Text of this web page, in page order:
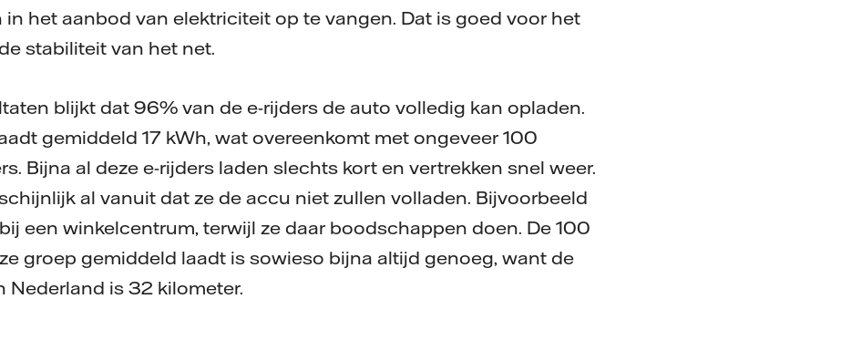
het aanbod van elektriciteit op te vangen. Dat is goed voor het
stabiliteit van het net.
blijkt dat 96% van de e-rijders de auto volledig kan opladen.
gemiddeld 17 kWh, wat overeenkomt met ongeveer 100
Bijna al deze e-rijders laden slechts kort en vertrekken snel weer.
al vanuit dat ze de accu niet zullen volladen. Bijvoorbeeld
een winkelcentrum, terwijl ze daar boodschappen doen. De 100
groep gemiddeld laadt is sowieso bijna altijd genoeg, want de
Nederland is 32 kilometer.